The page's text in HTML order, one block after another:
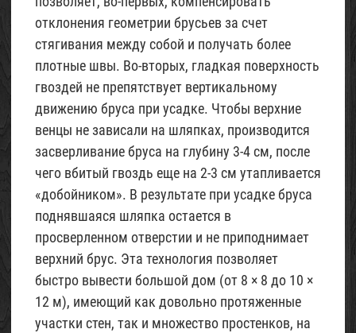
отклонения геометрии брусьев за счет
стягивания между собой и получать более
плотные швы. Во-вторых, гладкая поверхность
гвоздей не препятствует вертикальному
движению бруса при усадке. Чтобы верхние
венцы не зависали на шляпках, производится
засверливание бруса на глубину 3-4 см, после
чего вбитый гвоздь еще на 2-3 см утапливается
«добойником». В результате при усадке бруса
поднявшаяся шляпка остается в
просверленном отверстии и не приподнимает
верхний брус. Эта технология позволяет
быстро вывести большой дом (от 8 × 8 до 10 ×
12 м), имеющий как довольно протяженные
участки стен, так и множество простенков, на